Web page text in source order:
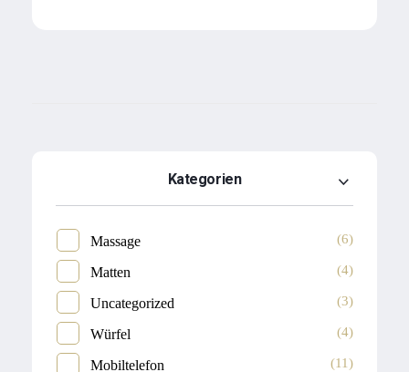
Kategorien
Massage (6)
Matten (4)
Uncategorized (3)
Würfel (4)
Mobiltelefon (11)